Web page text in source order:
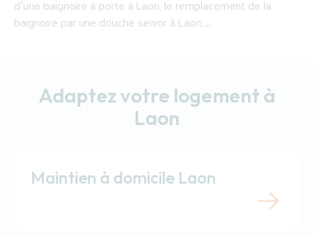
d’une baignoire à porte à Laon, le remplacement de la
baignoire par une douche senior à Laon…
Adaptez votre logement à
Laon
Maintien à domicile Laon